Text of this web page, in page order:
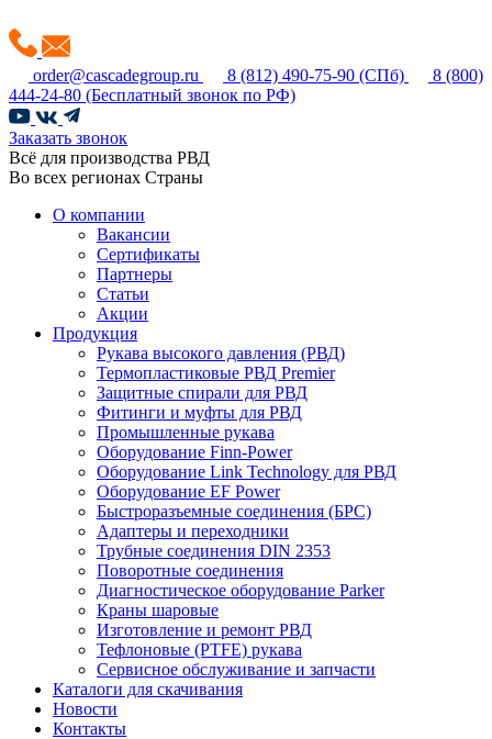
order@cascadegroup.ru 8 (812) 490-75-90 (СПб)
8 (800)
444-24-80 (Бесплатный звонок по РФ)
Заказать звонок
Всё для производства РВД
Во всех регионах Страны
О компании
Вакансии
Сертификаты
Партнеры
Статьи
Акции
Продукция
Рукава высокого давления (РВД)
Термопластиковые РВД Premier
Защитные спирали для РВД
Фитинги и муфты для РВД
Промышленные рукава
Оборудование Finn-Power
Оборудование Link Technology для РВД
Оборудование EF Power
Быстроразъемные соединения (БРС)
Адаптеры и переходники
Трубные соединения DIN 2353
Поворотные соединения
Диагностическое оборудование Parker
Краны шаровые
Изготовление и ремонт РВД
Тефлоновые (PTFE) рукава
Сервисное обслуживание и запчасти
Каталоги для скачивания
Новости
Контакты